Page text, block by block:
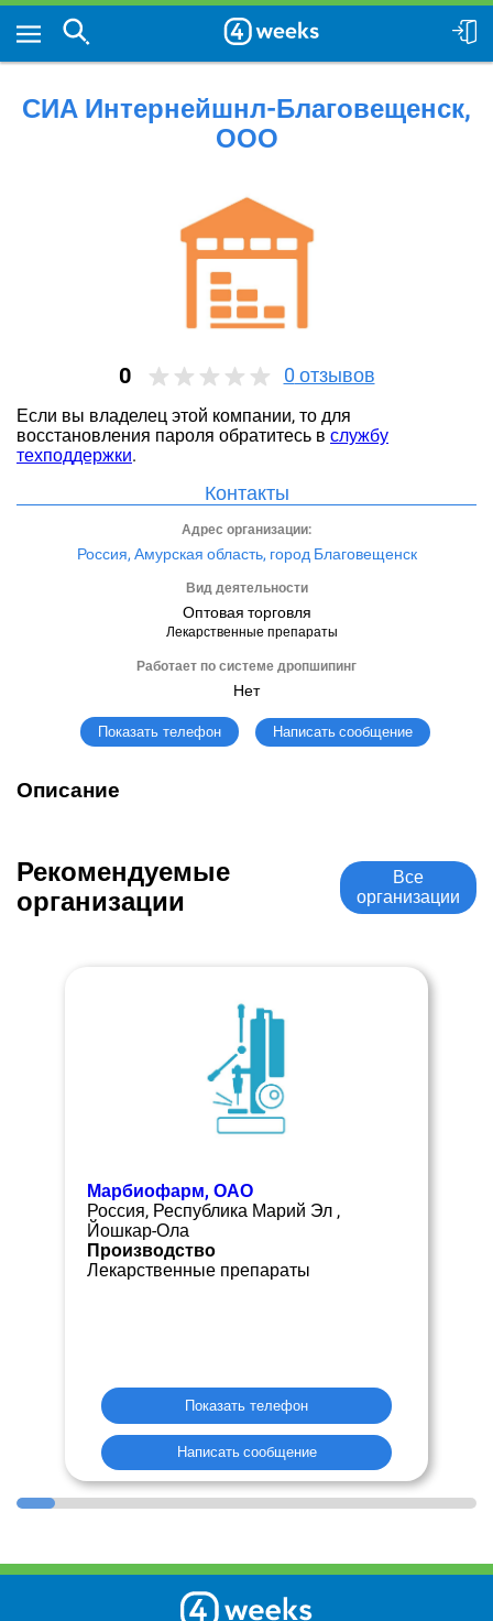
СИА Интернейшнл-Благовещенск,
ООО
0 0 отзывов
Если вы владелец этой компании, то для
восстановления пароля обратитесь в службу
техподдержки.
Контакты
Адрес организации:
Россия, Амурская область, город Благовещенск
Вид деятельности
Оптовая торговля
Лекарственные препараты
Работает по системе дропшипинг
Нет
Показать телефон Написать сообщение
Описание
Рекомендуемые
организации
Все
организации
Марбиофарм, ОАО
Россия, Республика Марий Эл ,
Йошкар-Ола
Производство
Лекарственные препараты
Показать телефон
Написать сообщение